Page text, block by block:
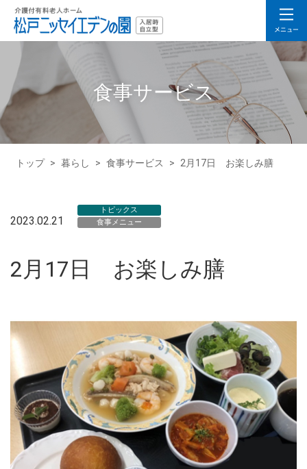
食事サービス
トップ > 暮らし > 食事サービス > 2月17日 お楽しみ膳
2023.02.21
トピックス
食事メニュー
2月17日 お楽しみ膳